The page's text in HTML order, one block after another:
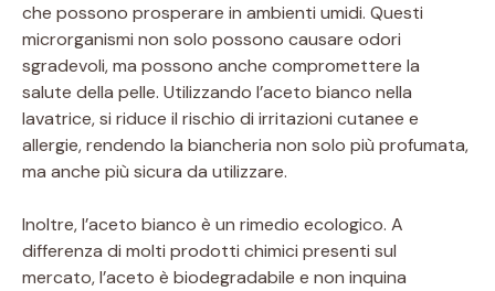
che possono prosperare in ambienti umidi. Questi
microrganismi non solo possono causare odori
sgradevoli, ma possono anche compromettere la
salute della pelle. Utilizzando l’aceto bianco nella
lavatrice, si riduce il rischio di irritazioni cutanee e
allergie, rendendo la biancheria non solo più profumata,
ma anche più sicura da utilizzare.
Inoltre, l’aceto bianco è un rimedio ecologico. A
differenza di molti prodotti chimici presenti sul
mercato, l’aceto è biodegradabile e non inquina